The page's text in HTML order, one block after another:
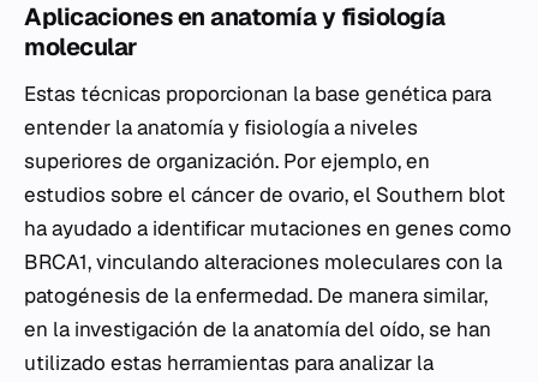
Aplicaciones en anatomía y fisiología
molecular
Estas técnicas proporcionan la base genética para
entender la anatomía y fisiología a niveles
superiores de organización. Por ejemplo, en
estudios sobre el cáncer de ovario, el Southern blot
ha ayudado a identificar mutaciones en genes como
BRCA1, vinculando alteraciones moleculares con la
patogénesis de la enfermedad. De manera similar,
en la investigación de la anatomía del oído, se han
utilizado estas herramientas para analizar la